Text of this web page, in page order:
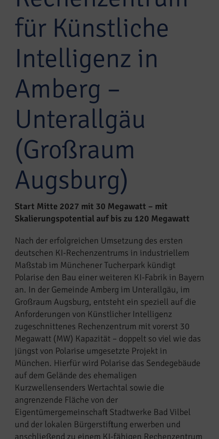
für Künstliche
Intelligenz in
Amberg –
Unterallgäu
(Großraum
Augsburg)
Start Mitte 2027 mit 30 Megawatt – mit
Skalierungspotential auf bis zu 120 Megawatt
Nach der erfolgreichen Umsetzung des ersten
deutschen KI-Rechenzentrums in industriellem
Maßstab im Münchener Tucherpark kündigt
Polarise den Bau einer weiteren KI-Fabrik in Bayern
an. In der Gemeinde Amberg im Unterallgäu, im
Großraum Augsburg, entsteht ein speziell auf die
Anforderungen von Künstlicher Intelligenz
zugeschnittenes Rechenzentrum mit vorerst 30
Megawatt (MW) Kapazität – doppelt so viel wie das
jüngst von Polarise umgesetzte Projekt in
München. Hierfür wird Polarise das Sendegebäude
auf dem Gelände des ehemaligen
Kurzwellensenders Wertachtal sowie die
angrenzende Fläche von der
Eigentümergemeinschaft Stadtwerke Bad Vilbel
und der lokalen Bürgerstiftung erwerben und
anschließend zu einem KI-fähigen Rechenzentrum